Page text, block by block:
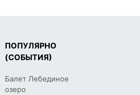
ПОПУЛЯРНО
(СОБЫТИЯ)
Балет Лебединое
озеро